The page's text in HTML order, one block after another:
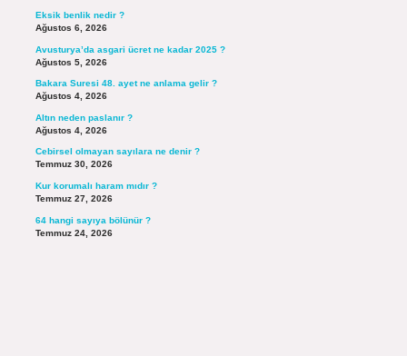
Eksik benlik nedir ?
Ağustos 6, 2026
Avusturya’da asgari ücret ne kadar 2025 ?
Ağustos 5, 2026
Bakara Suresi 48. ayet ne anlama gelir ?
Ağustos 4, 2026
Altın neden paslanır ?
Ağustos 4, 2026
Cebirsel olmayan sayılara ne denir ?
Temmuz 30, 2026
Kur korumalı haram mıdır ?
Temmuz 27, 2026
64 hangi sayıya bölünür ?
Temmuz 24, 2026